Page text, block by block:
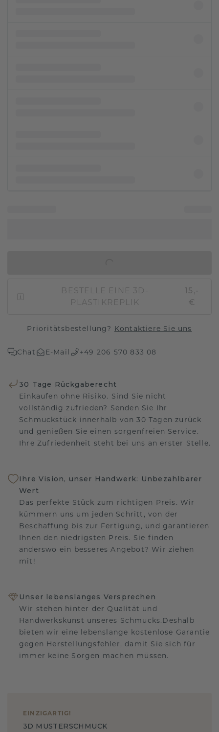
BESTELLE EINE 3D-
PLASTIKREPLIK
15,-
€
Prioritätsbestellung? Kontaktiere Sie uns
Chat E-Mail +49 206 570 833 08
30 Tage Rückgaberecht
Einkaufen ohne Risiko. Sind Sie nicht
vollständig zufrieden? Senden Sie Ihr
Schmuckstück innerhalb von 30 Tagen zurück
und genießen Sie einen sorgenfreien Service.
Ihre Zufriedenheit steht bei uns an erster Stelle.
Ihre Vision, unser Handwerk: Unbezahlbarer
Wert
Das perfekte Stück zum richtigen Preis. Wir
kümmern uns um jeden Schritt, von der
Beschaffung bis zur Fertigung, und garantieren
Ihnen den niedrigsten Preis. Sie finden
anderswo ein besseres Angebot? Wir ziehen
mit!
Unser lebenslanges Versprechen
Wir stehen hinter der Qualität und
Handwerkskunst unseres Schmucks.Deshalb
bieten wir eine lebenslange kostenlose Garantie
gegen Herstellungsfehler, damit Sie sich für
immer keine Sorgen machen müssen.
EINZIGARTIG !
3D MUSTERSCHMUCK